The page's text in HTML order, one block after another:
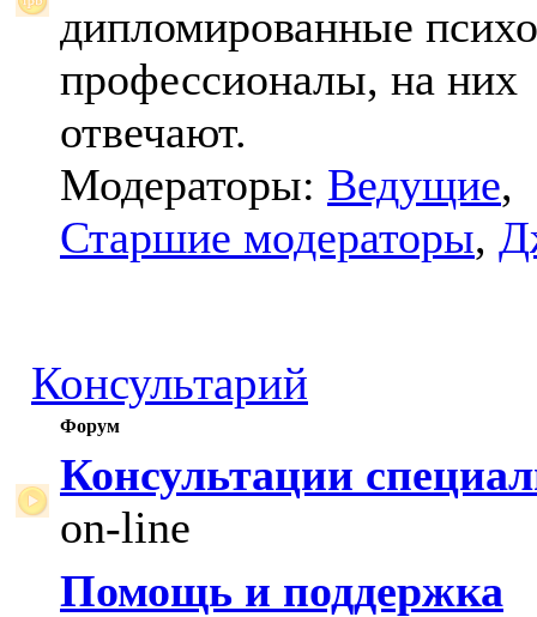
дипломированные
профессионалы, на них
отвечают.
Модераторы: Ведущие,
Старшие модераторы,
Консультарий
Форум
Консультации
on-line
Помощь и поддержка